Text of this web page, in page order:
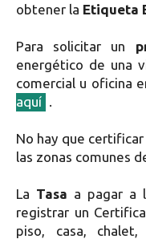
obtener la Etiqueta
Para solicitar un
energético de una
comercial u oficina
aquí .
No hay que
las zonas comunes
La Tasa a pagar a
registrar un
piso, casa,